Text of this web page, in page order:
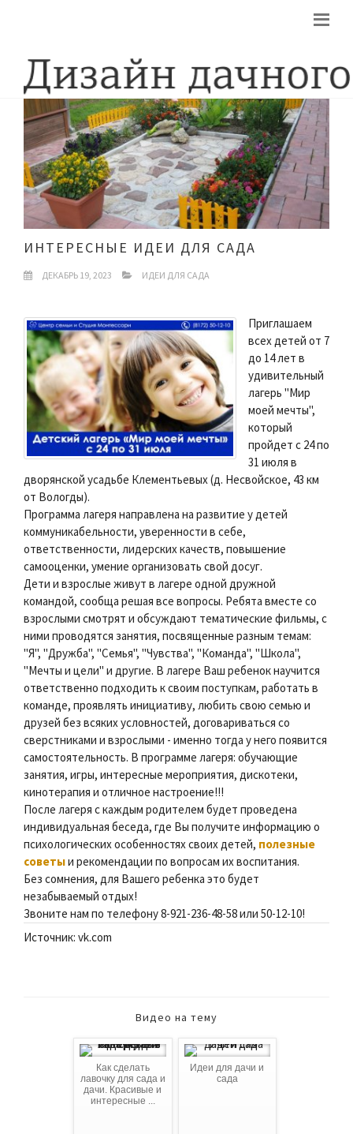
ИНТЕРЕСНЫЕ ИДЕИ ДЛЯ САДА
ДЕКАБРЬ 19, 2023 ИДЕИ ДЛЯ САДА
Приглашаем
всех детей от 7
до 14 лет в
удивительный
лагерь "Мир
моей мечты",
который
пройдет с 24 по
31 июля в
дворянской усадьбе Клементьевых (д. Несвойское, 43 км
от Вологды).
Программа лагеря направлена на развитие у детей
коммуникабельности, уверенности в себе,
ответственности, лидерских качеств, повышение
самооценки, умение организовать свой досуг.
Дети и взрослые живут в лагере одной дружной
командой, сообща решая все вопросы. Ребята вместе со
взрослыми смотрят и обсуждают тематические фильмы, с
ними проводятся занятия, посвященные разным темам:
"Я", "Дружба", "Семья", "Чувства", "Команда", "Школа",
"Мечты и цели" и другие. В лагере Ваш ребенок научится
ответственно подходить к своим поступкам, работать в
команде, проявлять инициативу, любить свою семью и
друзей без всяких условностей, договариваться со
сверстниками и взрослыми - именно тогда у него появится
самостоятельность. В программе лагеря: обучающие
занятия, игры, интересные мероприятия, дискотеки,
кинотерапия и отличное настроение!!!
После лагеря с каждым родителем будет проведена
индивидуальная беседа, где Вы получите информацию о
психологических особенностях своих детей, полезные
советыи рекомендации по вопросам их воспитания.
Без сомнения, для Вашего ребенка это будет
незабываемый отдых!
Звоните нам по телефону 8-921-236-48-58 или 50-12-10!
Источник: vk.com
Видео на тему
Как сделать
лавочку для сада и
дачи. Красивые и
интересные ...
Идеи для дачи и
сада